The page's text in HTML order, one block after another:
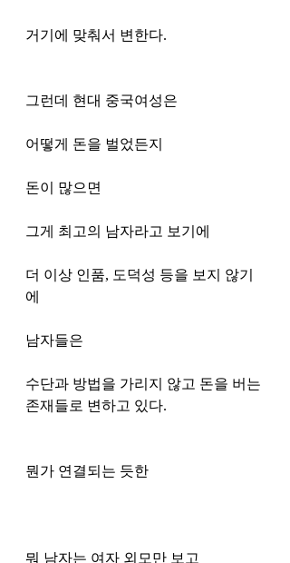
거기에 맞춰서 변한다.
그런데 현대 중국여성은
어떻게 돈을 벌었든지
돈이 많으면
그게 최고의 남자라고 보기에
더 이상 인품, 도덕성 등을 보지 않기
에
남자들은
수단과 방법을 가리지 않고 돈을 버는
존재들로 변하고 있다.
뭔가 연결되는 듯한
뭐 남자는 여자 외모만 보고